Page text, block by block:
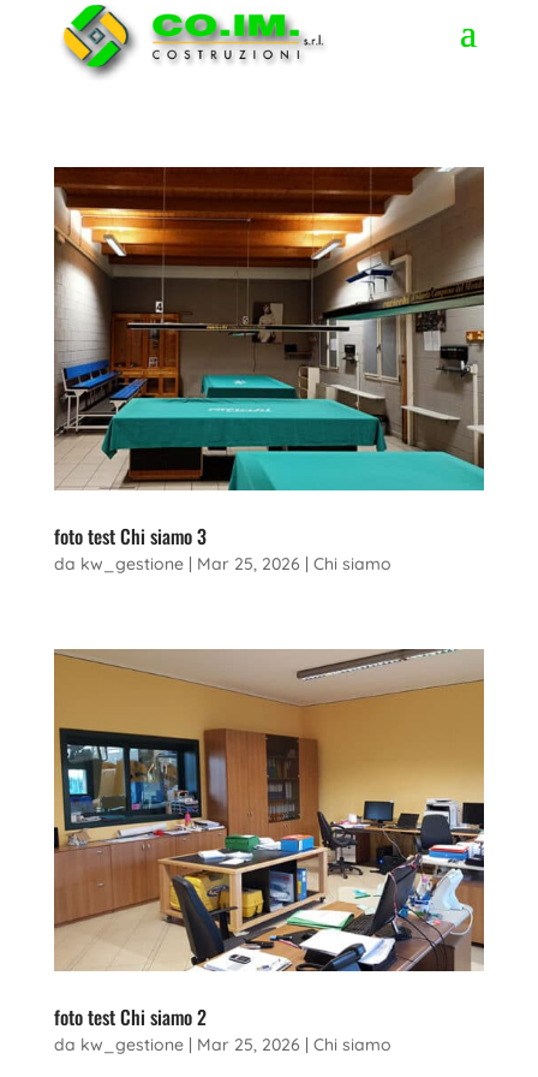
foto test Chi siamo 3
da kw_gestione| Mar 25, 2026 | Chi siamo
foto test Chi siamo 2
da kw_gestione| Mar 25, 2026 Chi siamo